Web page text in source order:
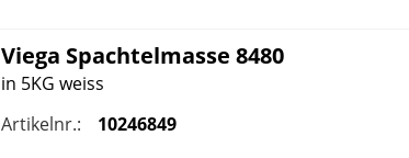
Viega Spachtelmasse 8480
in 5KG weiss
Artikelnr.:
10246849